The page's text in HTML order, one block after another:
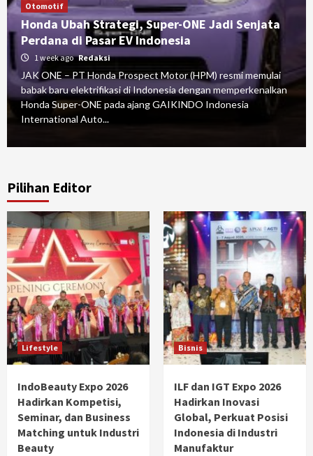
Otomotif
Honda Ubah Strategi, Super-ONE Jadi Senjata
Perdana di Pasar EV Indonesia
1 week ago Redaksi
JAK ONE – PT Honda Prospect Motor (HPM) resmi memulai
babak baru elektrifikasi di Indonesia dengan memperkenalkan
Honda Super-ONE pada ajang GAIKINDO Indonesia
International Auto...
Pilihan Editor
Lifestyle
IndoBeauty Expo 2026
Hadirkan Kompetisi,
Seminar, dan Business
Matching untuk Industri
Beauty
Bisnis
ILF dan IGT Expo 2026
Hadirkan Inovasi
Global, Perkuat Posisi
Indonesia di Industri
Manufaktur